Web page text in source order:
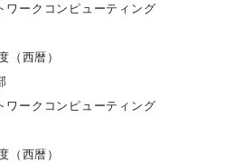
ワークコンピューティング
（西暦）
ワークコンピューティング
（西暦）